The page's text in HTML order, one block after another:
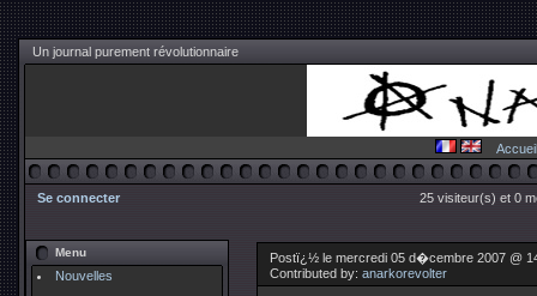
Un journal purement révolutionnaire
Accueil
Se connecter 25 visiteur(s) et 0
Menu
Nouvelles
Postï¿½ le mercredi 05 d�cembre 2007 @
Contributed by: anarkorevolter